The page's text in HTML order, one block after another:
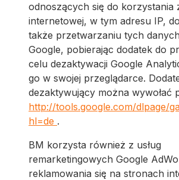
odnoszących się do korzystania
internetowej, w tym adresu IP,
także przetwarzaniu tych
Google, pobierając dodatek do
celu dezaktywacji Google
go w swojej przeglądarce.
dezaktywujący można wywołać
http://tools.google.com/dlpage/
hl=de .
BM korzysta również z usług
remarketingowych Google
reklamowania się na stronach